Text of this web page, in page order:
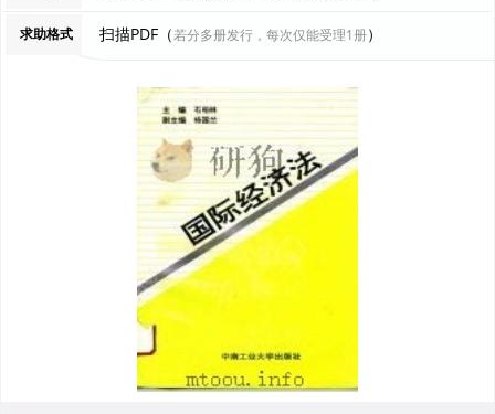
求助格式 扫描PDF（若分多册发行，每次仅能受理1册）